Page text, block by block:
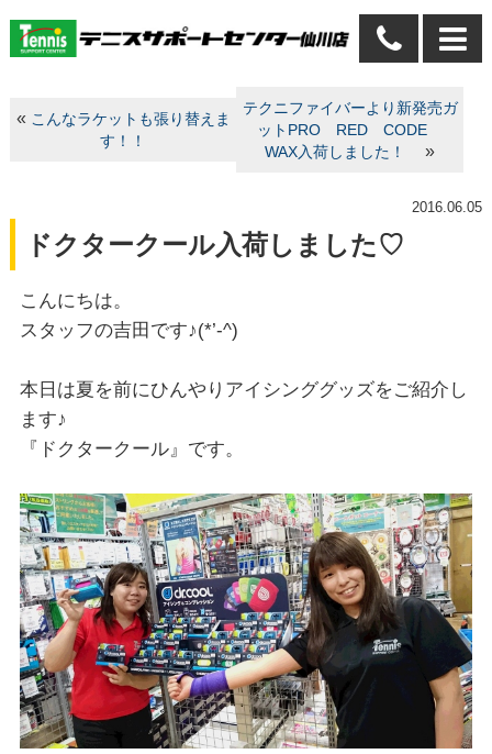
« こんなラケットも張り替えま
す！！
テクニファイバーより新発売ガ
ットPRO RED CODE
WAX入荷しました！
»
2016.06.05
ドクタークール入荷しました♡
こんにちは。
スタッフの吉田です♪(*’-^)
本日は夏を前にひんやりアイシンググッズをご紹介し
ます♪
『ドクタークール』です。